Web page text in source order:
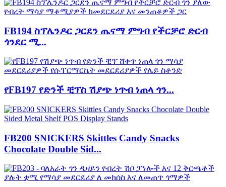
FB194 ስፕሌንዶር ጋርደን ጤናማ ምግብ የችርቻሮ ድርብ
ጎንደር ሚ...
የFB197 የድንች ቺፕስ ሽያጭ ነጥብ ነጠላ ጎን...
FB200 SNICKERS Skittles Candy Snacks
Chocolate Double Sid...